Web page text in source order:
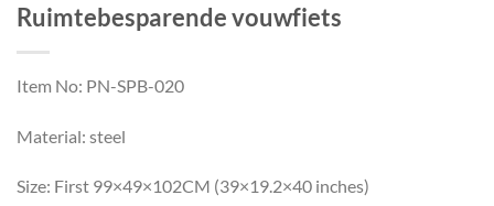
Ruimtebesparende vouwfiets
Item No: PN-SPB-020
Material: steel
Size: First 99×49×102CM (39×19.2×40 inches)